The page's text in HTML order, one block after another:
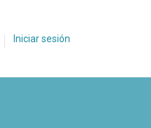
Iniciar sesión